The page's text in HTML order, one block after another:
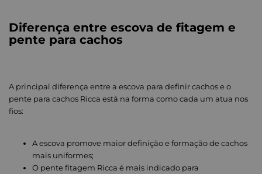
Diferença entre escova de fitagem e
pente para cachos
A principal diferença entre a escova para definir cachos e o
pente para cachos Ricca está na forma como cada um atua nos
fios:
A escova promove maior definição e formação de cachos
mais uniformes;
O pente fitagem Ricca é mais indicado para